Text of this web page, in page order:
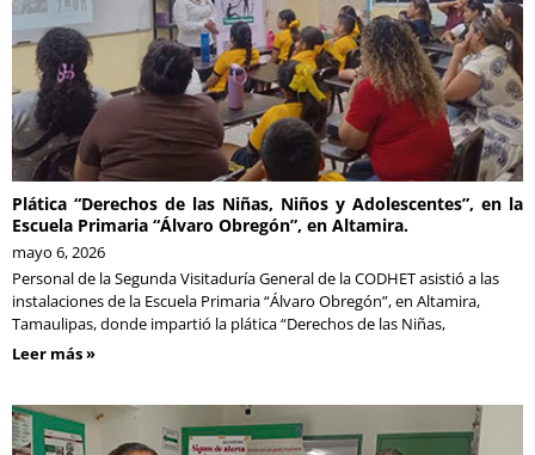
Plática “Derechos de las Niñas, Niños y Adolescentes”, en la
Escuela Primaria “Álvaro Obregón”, en Altamira.
mayo 6, 2026
Personal de la Segunda Visitaduría General de la CODHET asistió a las
instalaciones de la Escuela Primaria “Álvaro Obregón”, en Altamira,
Tamaulipas, donde impartió la plática “Derechos de las Niñas,
Leer más »